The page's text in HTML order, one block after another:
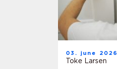
03. june 2026
Toke Larsen